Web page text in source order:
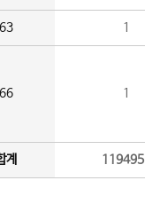
63 1
66 1
계